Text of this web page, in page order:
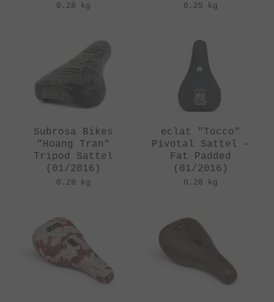
0.28 kg 0.25 kg
Subrosa Bikes
"Hoang Tran"
Tripod Sattel
(01/2016)
0.28 kg
eclat "Tocco"
Pivotal Sattel -
Fat Padded
(01/2016)
0.28 kg